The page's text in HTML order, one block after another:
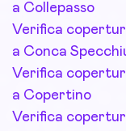
a Collepasso
Verifica
a Conca
Verifica
a Copertino
Verifica